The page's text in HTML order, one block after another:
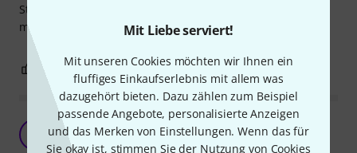
Mit Liebe serviert!
Mit unseren Cookies möchten wir Ihnen ein
fluffiges Einkaufserlebnis mit allem was
dazugehört bieten. Dazu zählen zum Beispiel
passende Angebote, personalisierte Anzeigen
und das Merken von Einstellungen. Wenn das für
Sie okay ist, stimmen Sie der Nutzung von Cookies
Steckert auseinanderziehen und aus einem Kabel 2
machen. Dies könnte man noch verbessern.
0 0 BEWERTUNG MELDEN
Immer wieder nützlich
steff17 27.05.2020